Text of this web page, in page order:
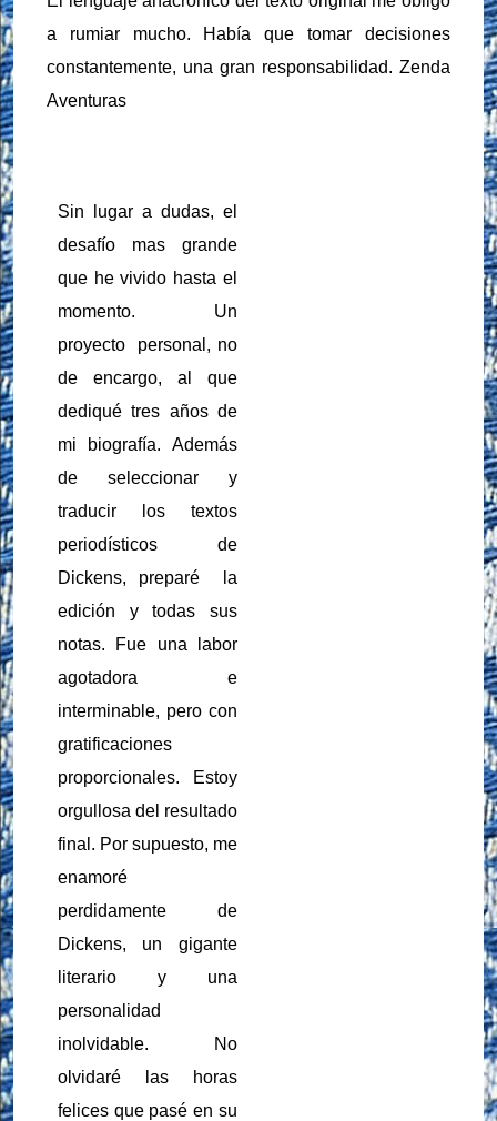
a rumiar mucho. Había que tomar decisiones
constantemente, una gran responsabilidad. Zenda
Aventuras
Sin lugar a dudas, el
desafío mas grande
que he vivido hasta el
momento. Un
proyecto
personal, no
de encargo, al que
dediqué tres años de
mi biografía. Además
de seleccionar y
traducir los textos
periodísticos de
Dickens, preparé
la
edición y todas sus
notas. Fue una labor
agotadora e
interminable, pero con
gratificaciones
proporcionales. Estoy
orgullosa del resultado
final. Por supuesto, me
enamoré
perdidamente de
Dickens, un gigante
literario y una
personalidad
inolvidable.
No
olvidaré las horas
felices que pasé en su